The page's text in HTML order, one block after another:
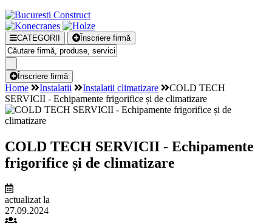
CATEGORII Înscriere firmă
Înscriere firmă
Home Instalatii Instalatii climatizare
COLD TECH
SERVICII - Echipamente frigorifice și de climatizare
COLD TECH SERVICII - Echipamente
frigorifice și de climatizare
actualizat la
27.09.2024